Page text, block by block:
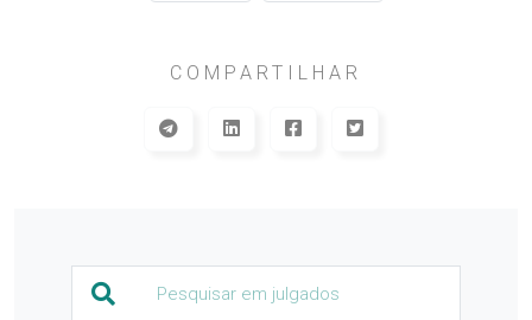
COMPARTILHAR